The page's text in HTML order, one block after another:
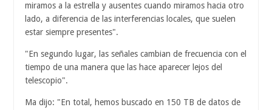
miramos a la estrella y ausentes cuando miramos hacia otro
lado, a diferencia de las interferencias locales, que suelen
estar siempre presentes".
"En segundo lugar, las señales cambian de frecuencia con el
tiempo de una manera que las hace aparecer lejos del
telescopio".
Ma dijo: "En total, hemos buscado en 150 TB de datos de